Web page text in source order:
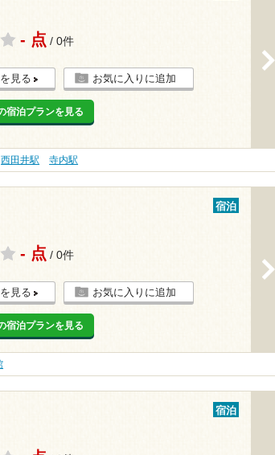
- 点 / 0件
見る お気に入りに追加
宿泊プランを見る
西田井駅 寺内駅
宿泊
- 点 / 0件
見る お気に入りに追加
宿泊プランを見る
宿泊